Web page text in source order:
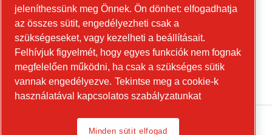
power-technique.cp.hu
Linkedin
YouTube
jeleníthessünk meg Önnek. Ön dönhet: elfogadhatja
az összes sütit, engedélyezheti csak a
szükségeseket, vagy kezelheti a beállításait.
Felhívjuk figyelmét, hogy egyes funkciók nem fognak
megfelelően működni, ha csak a szükséges sütik
vannak engedélyezve. Tekintse meg a cookie-k
használatával kapcsolatos szabályzatunkat
Minden sütit elfogad